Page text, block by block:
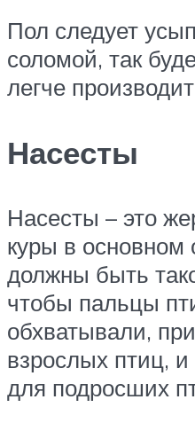
Пол следует
соломой, так
легче
Насесты
Насесты – это
куры в
должны быть
чтобы пальцы
обхватывали,
взрослых птиц,
для подросших